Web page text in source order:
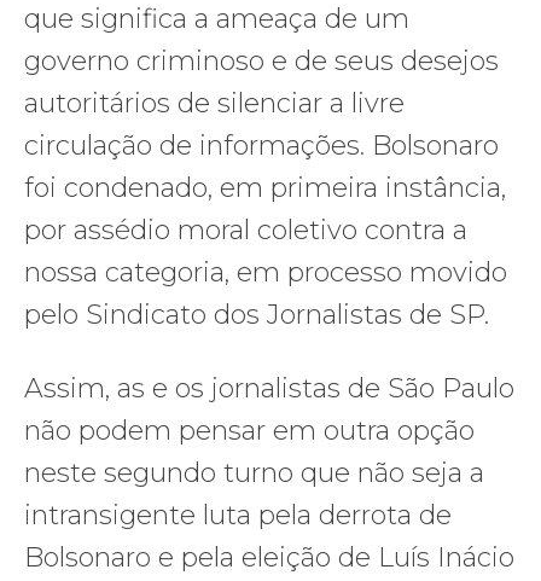
que significa a ameaça de um
governo criminoso e de seus desejos
autoritários de silenciar a livre
circulação de informações. Bolsonaro
foi condenado, em primeira instância,
por assédio moral coletivo contra a
nossa categoria, em processo movido
pelo Sindicato dos Jornalistas de SP.
Assim, as e os jornalistas de São Paulo
não podem pensar em outra opção
neste segundo turno que não seja a
intransigente luta pela derrota de
Bolsonaro e pela eleição de Luís Inácio